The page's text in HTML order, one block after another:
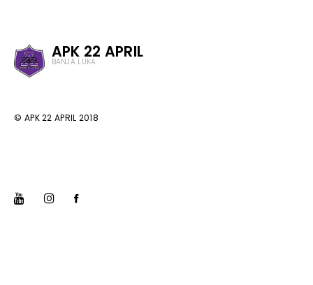
APK 22 APRIL
BANJA LUKA
© APK 22 APRIL 2018